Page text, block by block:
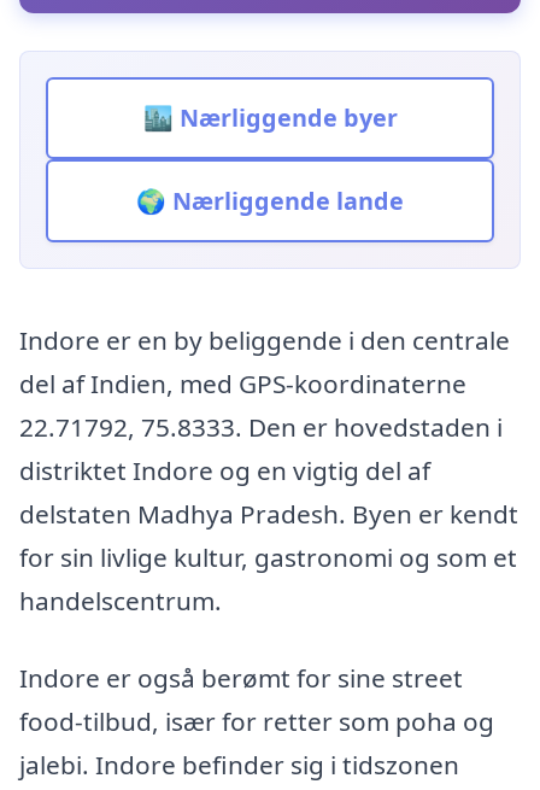
🏙️ Nærliggende byer
🌍 Nærliggende lande
Indore er en by beliggende i den centrale
del af Indien, med GPS-koordinaterne
22.71792, 75.8333. Den er hovedstaden i
distriktet Indore og en vigtig del af
delstaten Madhya Pradesh. Byen er kendt
for sin livlige kultur, gastronomi og som et
handelscentrum.
Indore er også berømt for sine street
food-tilbud, især for retter som poha og
jalebi. Indore befinder sig i tidszonen